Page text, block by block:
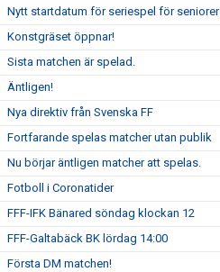
Nytt startdatum för seriespel för seniorer
Konstgräset öppnar!
Sista matchen är spelad.
Äntligen!
Nya direktiv från Svenska FF
Fortfarande spelas matcher utan publik
Nu börjar äntligen matcher att spelas.
Fotboll i Coronatider
FFF-IFK Bänared söndag klockan 12
FFF-Galtabäck BK lördag 14:00
Första DM matchen!